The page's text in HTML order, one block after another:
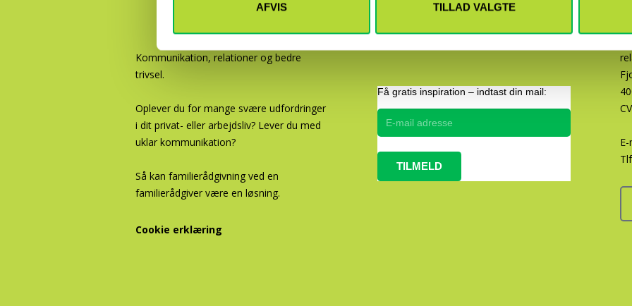
AFVIS TILLAD VALGTE
Kommunikation, relationer og bedre
trivsel.
Oplever du for mange svære udfordringer
i dit privat- eller arbejdsliv? Lever du med
uklar kommunikation?
Så kan familierådgivning ved en
familierådgiver være en løsning.
Cookie erklæring
Få gratis inspiration – indtast din mail: